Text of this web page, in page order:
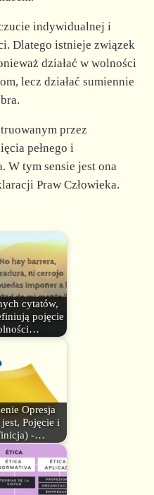
indywidualnej i
Dlatego istnieje związek
działać w wolności
lecz działać sumiennie
przez
pełnego i
W tym sensie jest ona
Praw Człowieka.
cytatów,
pojęcie
Opresja
Pojęcie i
-…